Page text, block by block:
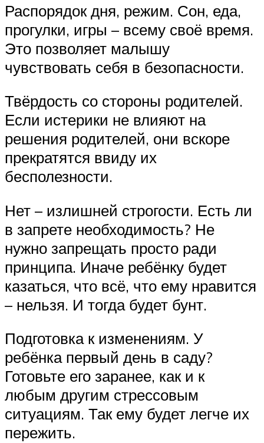
Распорядок дня, режим. Сон, еда,
прогулки, игры – всему своё время.
Это позволяет малышу
чувствовать себя в безопасности.
Твёрдость со стороны родителей.
Если истерики не влияют на
решения родителей, они вскоре
прекратятся ввиду их
бесполезности.
Нет – излишней строгости. Есть ли
в запрете необходимость? Не
нужно запрещать просто ради
принципа. Иначе ребёнку будет
казаться, что всё, что ему нравится
– нельзя. И тогда будет бунт.
Подготовка к изменениям. У
ребёнка первый день в саду?
Готовьте его заранее, как и к
любым другим стрессовым
ситуациям. Так ему будет легче их
пережить.